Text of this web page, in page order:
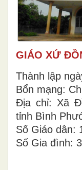
GIÁO XỨ
Thành lập
Bổn mạng:
Địa chỉ: Xã
tỉnh Bình
Số Giáo dân:
Số Gia đình: